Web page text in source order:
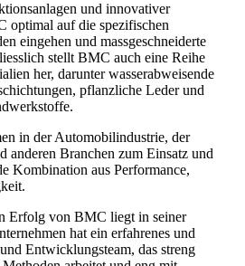
und innovativer
optimal auf die spezifischen
eingehen und massgeschneiderte
stellt BMC auch eine Reihe
her, darunter wasserabweisende
pflanzliche Leder und
in der Automobilindustrie, der
anderen Branchen zum Einsatz und
Kombination aus Performance,
Erfolg von BMC liegt in seiner
hat ein erfahrenes und
Entwicklungsteam, das streng